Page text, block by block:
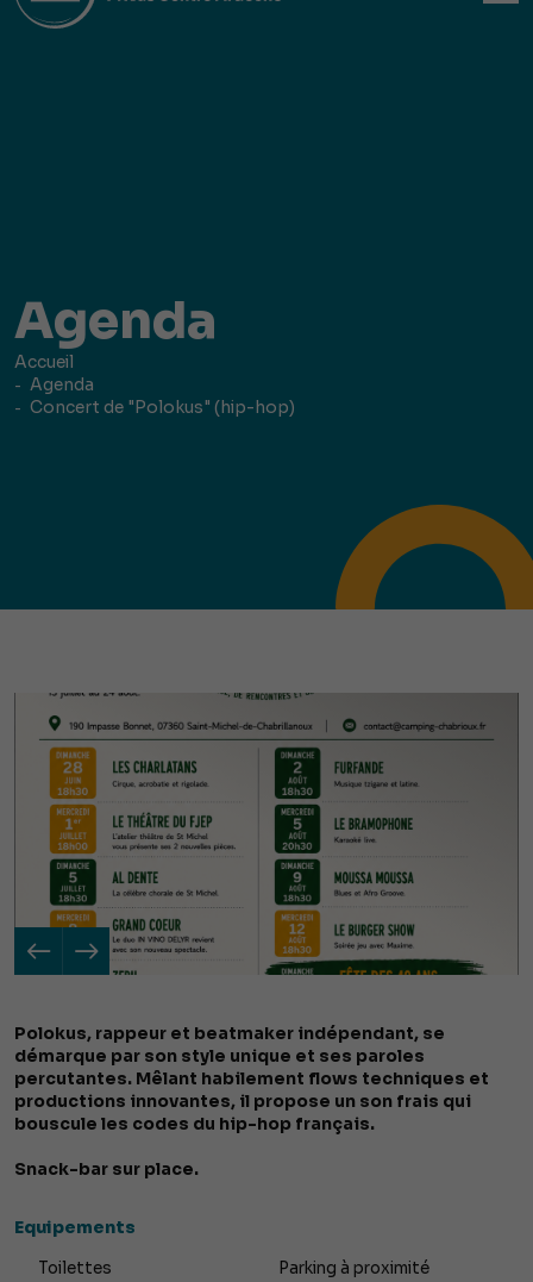
Agenda
Accueil
Agenda
Concert de "Polokus" (hip-hop)
Polokus, rappeur et beatmaker indépendant, se
démarque par son style unique et ses paroles
percutantes. Mêlant habilement flows techniques et
productions innovantes, il propose un son frais qui
bouscule les codes du hip-hop français.
Snack-bar sur place.
Equipements
Toilettes Parking à proximité